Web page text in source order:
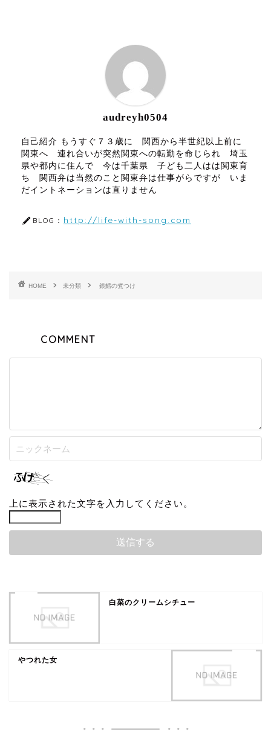
audreyh0504
自己紹介 もうすぐ７３歳に 関西から半世紀以上前に
関東へ 連れ合いが突然関東への転勤を命じられ 埼玉
県や都内に住んで 今は千葉県 子ども二人はは関東育
ち 関西弁は当然のこと関東弁は仕事がらですが いま
だイントネーションは直りません
BLOG： http://life-with-song.com
HOME 未分類 銀鱈の煮つけ
COMMENT
上に表示された文字を入力してください。
白菜のクリームシチュー
やつれた女